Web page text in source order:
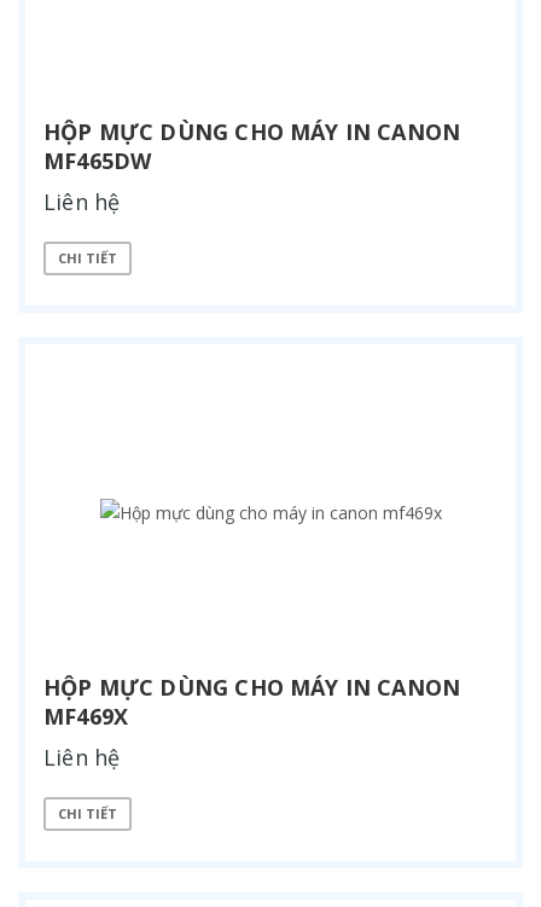
HỘP MỰC DÙNG CHO MÁY IN CANON
MF465DW
Liên hệ
CHI TIẾT
HỘP MỰC DÙNG CHO MÁY IN CANON
MF469X
Liên hệ
CHI TIẾT